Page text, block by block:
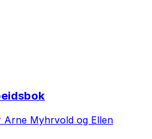
Arne Myhrvold og Ellen